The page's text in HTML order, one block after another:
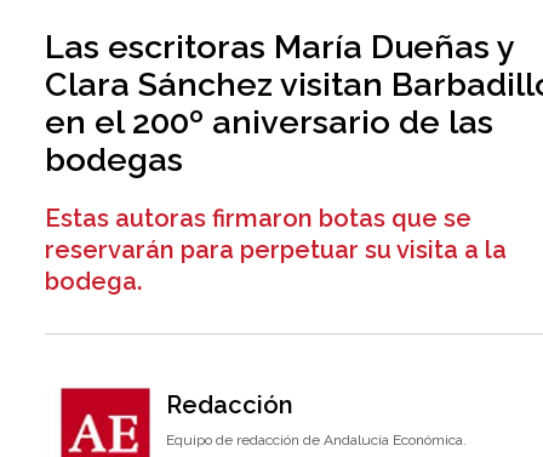
Las escritoras María Dueñas y
Clara Sánchez visitan
en el 200º aniversario de las
bodegas
Estas autoras firmaron botas que se
reservarán para perpetuar su visita a la
bodega.
Redacción
Equipo de redacción de Andalucía Económica.